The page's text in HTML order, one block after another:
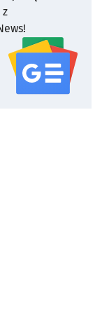
z
serwisu